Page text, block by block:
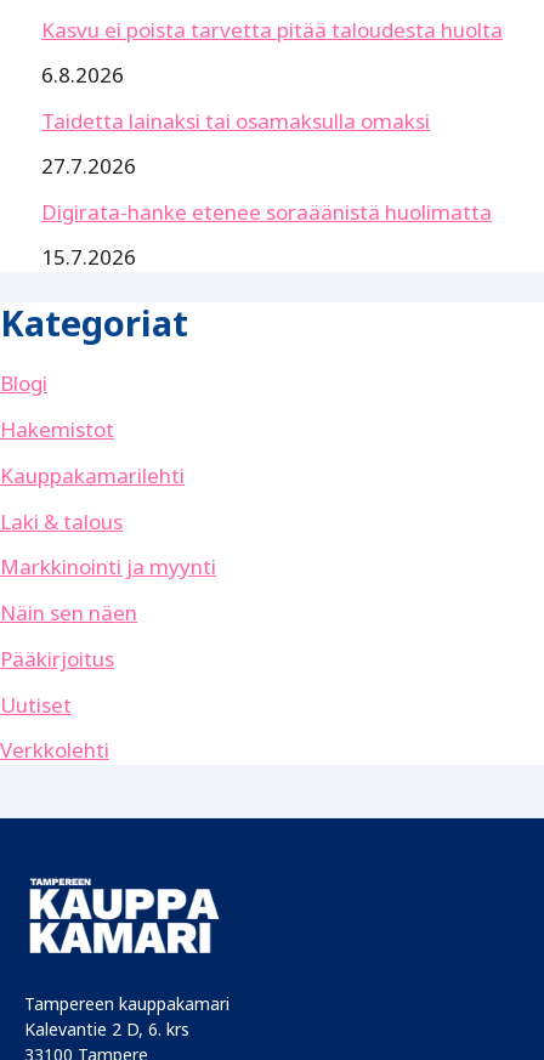
Kasvu ei poista tarvetta pitää taloudesta huolta
6.8.2026
Taidetta lainaksi tai osamaksulla omaksi
27.7.2026
Digirata-hanke etenee soraäänistä huolimatta
15.7.2026
Kategoriat
Blogi
Hakemistot
Kauppakamarilehti
Laki & talous
Markkinointi ja myynti
Näin sen näen
Pääkirjoitus
Uutiset
Verkkolehti
Tampereen kauppakamari
Kalevantie 2 D, 6. krs
33100 Tampere